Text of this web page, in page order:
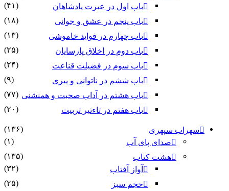
باب اول در عبرت پادشاهان
(۴۱)
باب پنجم در عشق و جوانى
(۱۸)
باب چهارم در فواید خاموشى
(۱۳)
باب دوم در اخلاق پارسایان
(۲۵)
باب سوم در فضیلت قناعت
(۲۴)
باب ششم در ناتوانى و پیرى
(۹)
باب هشتم در آداب صحبت و همنشنى (۷۷)
باب هفتم در تاءثیر تربیت
(۲۰)
سهراب سپهری
(۱۳۶)
صدای پای آب
(۱)
هشت کتاب
(۱۳۵)
آواز آفتاب
(۳۲)
حجم سبز
(۲۵)